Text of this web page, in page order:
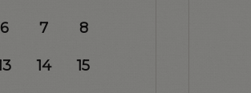
6 7 8
14 15